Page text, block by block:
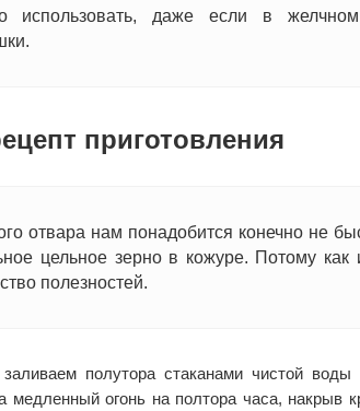
использовать, даже если в
приготовления
отвара нам понадобится конечно не
цельное зерно в кожуре. Потому
полезностей.
полутора стаканами чистой
медленный огонь на полтора часа, накрыв